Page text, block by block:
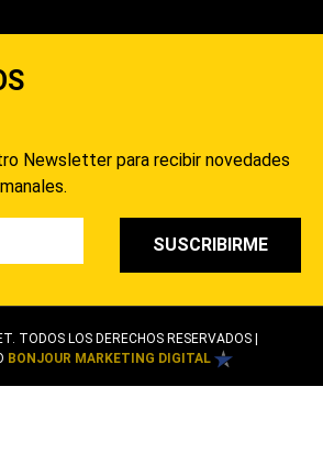
Newsletter para recibir novedades
SUSCRIBIRME
TODOS LOS DERECHOS RESERVADOS |
BONJOUR MARKETING DIGITAL